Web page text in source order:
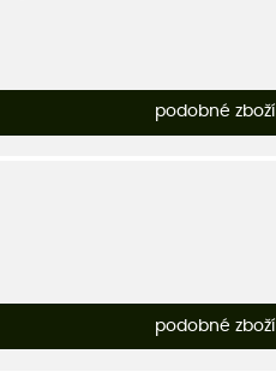
podobné zboží
podobné zboží